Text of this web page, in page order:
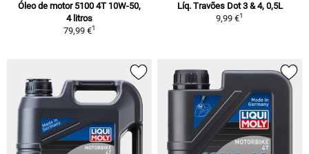
Óleo de motor 5100 4T 10W-50,
4 litros
79,99 €1
Líq. Travões Dot 3 & 4, 0,5L
9,99 €1